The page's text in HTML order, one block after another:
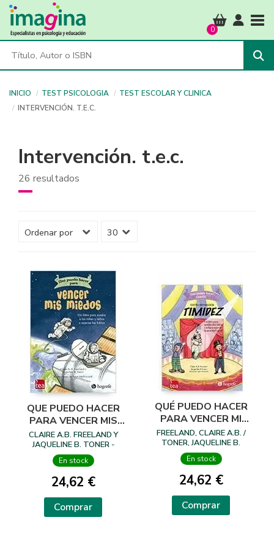
0
INICIO TEST PSICOLOGIA
TEST ESCOLAR Y CLINICA
INTERVENCIÓN. T.E.C.
Intervención. t.e.c.
26 resultados
QUE PUEDO HACER
PARA VENCER MIS
MIEDOS
CLAIRE A.B. FREELAND Y
JAQUELINE B. TONER -
ILUSTRACIONES DE JANET
MCDONNELL
En stock
24,62 €
Comprar
QUÉ PUEDO HACER
PARA VENCER MI
TIMIDEZ
FREELAND, CLAIRE A.B. /
TONER, JAQUELINE B.
En stock
24,62 €
Comprar